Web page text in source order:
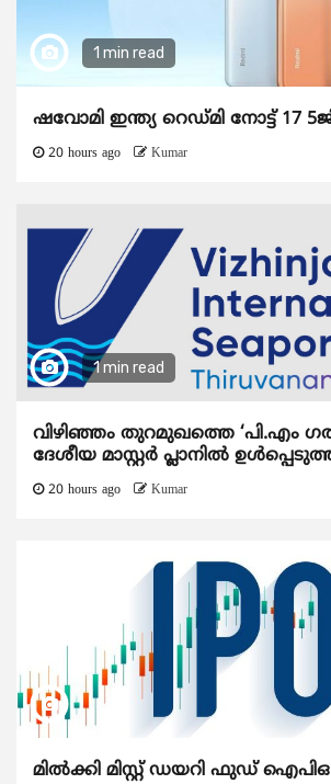
1 min read
ഷവോമി ഇന്ത്യ റെഡ്മി നോട്ട് 17
20 hours ago Kumar
1 min read
വിഴിഞ്ഞം തുറമുഖത്തെ ‘പി.എം
ദേശീയ മാസ്റ്റർ പ്ലാനിൽ
20 hours ago Kumar
മിൽക്കി മിസ്റ്റ് ഡയറി ഫുഡ് ഐപിഒ